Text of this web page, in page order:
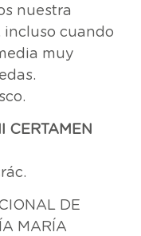
nuestra
cuando
muy
CERTAMEN
DE
MARÍA